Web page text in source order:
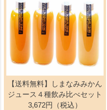
【送料無料】しまなみみかん
ジュース４種飲み比べセット
3,672円（税込）